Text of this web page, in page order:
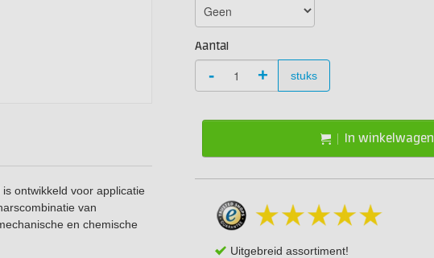
ontwikkeld voor applicatie
van
en chemische
Aantal
- + stuks
In winkelwagen
Uitgebreid assortiment!